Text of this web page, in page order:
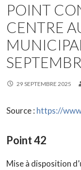
POINT
CENTRE
29 SEPTEMBRE 2025
Source : https://
Point 42
Mise à disposition